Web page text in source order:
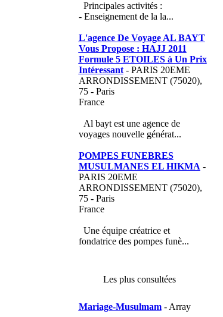
Principales activités :
- Enseignement de la la...
L'agence De Voyage AL BAYT
Vous Propose : HAJJ 2011
Formule 5 ETOILES à Un Prix
Intéressant- PARIS 20EME
ARRONDISSEMENT (75020),
75 - Paris
France
Al bayt est une agence de
voyages nouvelle générat...
POMPES FUNEBRES
MUSULMANES EL HIKMA -
PARIS 20EME
ARRONDISSEMENT (75020),
75 - Paris
France
Une équipe créatrice et
fondatrice des pompes funè...
Les plus consultées
Mariage-Musulmam- Array